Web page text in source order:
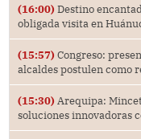
(16:00) Destino
obligada visita en
(15:57) Congreso:
alcaldes postulen como
(15:30) Arequipa:
soluciones innovadoras